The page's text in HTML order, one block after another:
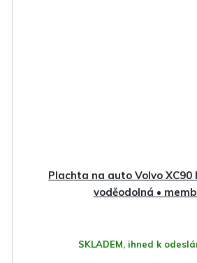
Plachta na auto Volvo XC90
voděodolná •
SKLADEM, ihned k